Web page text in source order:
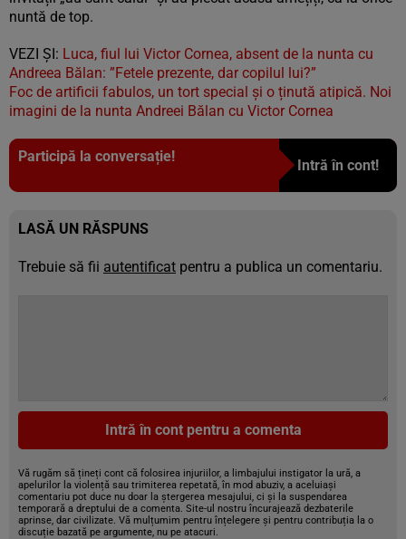
nuntă de top.
VEZI ȘI: Luca, fiul lui Victor Cornea, absent de la nunta cu
Andreea Bălan: ”Fetele prezente, dar copilul lui?”
Foc de artificii fabulos, un tort special și o ținută atipică. Noi
imagini de la nunta Andreei Bălan cu Victor Cornea
Participă la conversație!
Intră în cont!
LASĂ UN RĂSPUNS
Trebuie să fii autentificat pentru a publica un comentariu.
Intră în cont pentru a comenta
Vă rugăm să țineți cont că folosirea injuriilor, a limbajului instigator la ură, a
apelurilor la violență sau trimiterea repetată, în mod abuziv, a aceluiași
comentariu pot duce nu doar la ștergerea mesajului, ci și la suspendarea
temporară a dreptului de a comenta. Site-ul nostru încurajează dezbaterile
aprinse, dar civilizate. Vă mulțumim pentru înțelegere și pentru contribuția la o
discuție bazată pe argumente, nu pe atacuri.